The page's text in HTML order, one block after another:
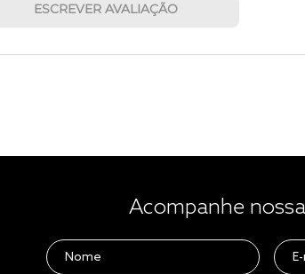
ESCREVER AVALIAÇÃO
Acompanhe